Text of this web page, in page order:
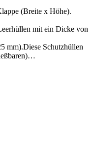
(Breite x Höhe).
mit ein Dicke von
mm).Diese Schutzhüllen